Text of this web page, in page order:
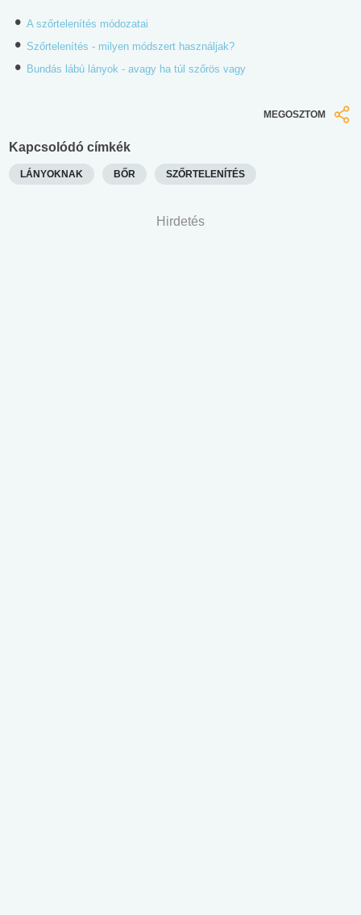
A szőrtelenítés módozatai
Szőrtelenítés - milyen módszert használjak?
Bundás lábú lányok - avagy ha túl szőrös vagy
MEGOSZTOM
Kapcsolódó címkék
LÁNYOKNAK BŐR SZŐRTELENÍTÉS
Hirdetés